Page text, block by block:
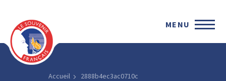
MENU
Accueil 2888b4ec3ac0710c